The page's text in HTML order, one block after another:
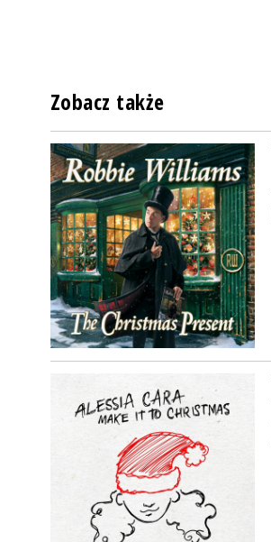
Zobacz także